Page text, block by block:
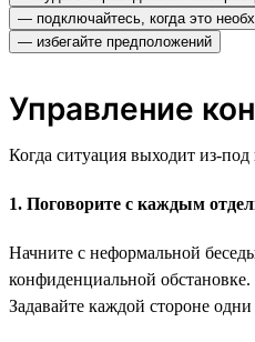
— подключайтесь, когда это
— избегайте предположений
Управление
Когда ситуация выходит из-
1. Поговорите с каждым
Начните с неформальной
конфиденциальной
Задавайте каждой стороне